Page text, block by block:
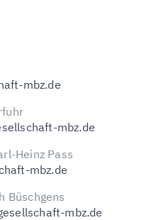
mbz.de
mbz.de
Heinz Pass
mbz.de
Büschgens
mbz.de